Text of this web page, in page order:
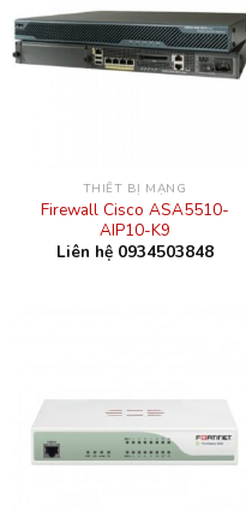
THIẾT BỊ MẠNG
Firewall Cisco ASA5510-
AIP10-K9
Liên hệ 0934503848